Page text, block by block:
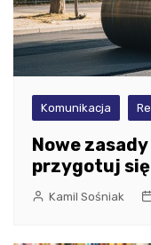
Komunikacja
Nowe
przygotuj
Kamil Sośniak